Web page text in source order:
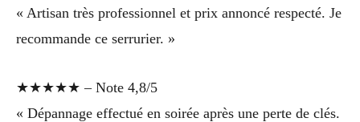
« Artisan très professionnel et prix annoncé respecté. Je
recommande ce serrurier. »
★★★★★ – Note 4,8/5
« Dépannage effectué en soirée après une perte de clés.